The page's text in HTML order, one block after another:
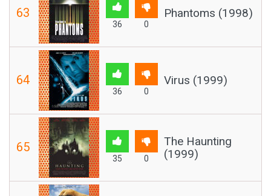
63
36 0
Phantoms (1998)
64
36 0
Virus (1999)
65
35 0
The Haunting
(1999)